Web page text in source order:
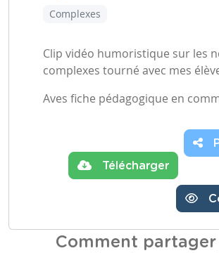
Complexes
Clip vidéo humoristique sur les
complexes tourné avec mes
Aves fiche pédagogique en
Télécharger
Comment partager